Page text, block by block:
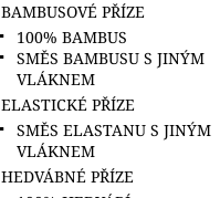
BAMBUSOVÉ PŘÍZE
100% BAMBUS
SMĚS BAMBUSU S JINÝM
VLÁKNEM
ELASTICKÉ PŘÍZE
SMĚS ELASTANU S JINÝM
VLÁKNEM
HEDVÁBNÉ PŘÍZE